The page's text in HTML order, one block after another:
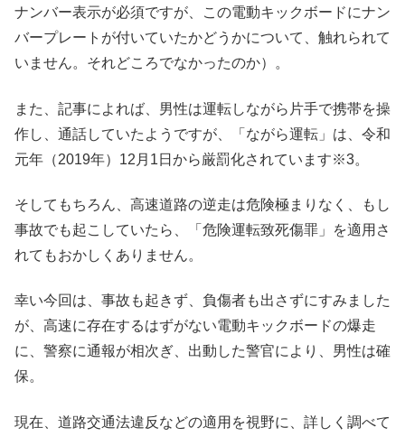
ナンバー表示が必須ですが、この電動キックボードにナン
バープレートが付いていたかどうかについて、触れられて
いません。それどころでなかったのか）。
また、記事によれば、男性は運転しながら片手で携帯を操
作し、通話していたようですが、「ながら運転」は、令和
元年（2019年）12月1日から厳罰化されています※3。
そしてもちろん、高速道路の逆走は危険極まりなく、もし
事故でも起こしていたら、「危険運転致死傷罪」を適用さ
れてもおかしくありません。
幸い今回は、事故も起きず、負傷者も出さずにすみました
が、高速に存在するはずがない電動キックボードの爆走
に、警察に通報が相次ぎ、出動した警官により、男性は確
保。
現在、道路交通法違反などの適用を視野に、詳しく調べて